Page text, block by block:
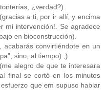
¿verdad?).
a ti, por ir allí, y encima
mi intervención!. Se agradece
en bioconstrucción).
acabarás convirtiéndote en un
sino, al tiempo) ;)
(me alegro de que te interesara
final se cortó en los minutos
que em supuso hablar